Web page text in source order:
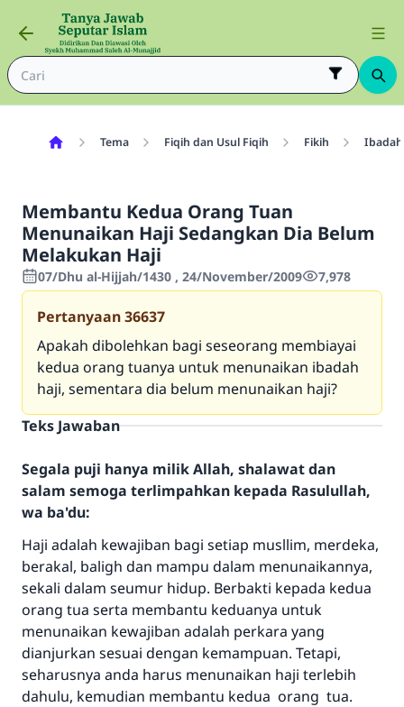
Tema Fiqih dan Usul Fiqih Fikih
Membantu Kedua Orang Tuan
Menunaikan Haji Sedangkan Dia Belum
Melakukan Haji
07/Dhu al-Hijjah/1430 , 24/November/2009 7,978
Pertanyaan36637
Apakah dibolehkan bagi seseorang membiayai
kedua orang tuanya untuk menunaikan ibadah
haji, sementara dia belum menunaikan haji?
Teks Jawaban
Segala puji hanya milik Allah, shalawat dan
salam semoga terlimpahkan kepada Rasulullah,
wa ba'du:
Haji adalah kewajiban bagi setiap musllim, merdeka,
berakal, baligh dan mampu dalam menunaikannya,
sekali dalam seumur hidup. Berbakti kepada kedua
orang tua serta membantu keduanya untuk
menunaikan kewajiban adalah perkara yang
dianjurkan sesuai dengan kemampuan. Tetapi,
seharusnya anda harus menunaikan haji terlebih
dahulu, kemudian membantu kedua orang tua.
Jawaban no. 110845
menyelamatkan pernikahan.